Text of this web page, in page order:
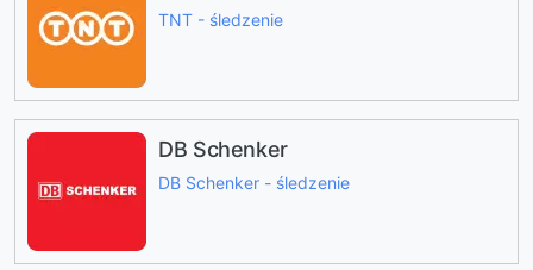
TNT - śledzenie
DB Schenker
DB Schenker - śledzenie